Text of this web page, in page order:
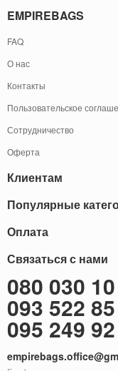
EMPIREBAGS
FAQ
О нас
Контакты
Пользовательское
Сотрудничество
Оферта
Клиентам
Блог
Обмен и Возврат
Карта сайта
Бонусы
Доставка за границу
Популярные
Мужские кожаные сумки
Саквояжи
Мужские кожаные кошельки
Мужские клатчи
Женские сумки
Женские кожаные сумки
Оплата
Оплату товаров можно
осуществить
Наличными
Наложенный платёж
Через терминал (Только
Оплата на расчетный
Связаться с нами
080 030
093 522
095 249